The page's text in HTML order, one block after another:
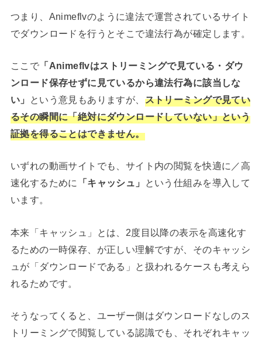
つまり、Animeflvのように違法で運営されているサイト
でダウンロードを行うとそこで違法行為が確定します。
ここで 「Animeflvはストリーミングで見ている・ダウ
ンロード保存せずに見ているから違法行為に該当しな
い」
という意見もありますが、 ストリーミングで見てい
るその瞬間に「絶対にダウンロードしていない」という
証拠を得ることはできません。
いずれの動画サイトでも、サイト内の閲覧を快適に／高
速化するために
「キャッシュ」
という仕組みを導入して
います。
本来「キャッシュ」とは、2度目以降の表示を高速化す
るための一時保存、が正しい理解ですが、そのキャッシ
ュが「ダウンロードである」と扱われるケースも考えら
れるためです。
そうなってくると、ユーザー側はダウンロードなしのス
トリーミングで閲覧している認識でも、それぞれキャッ